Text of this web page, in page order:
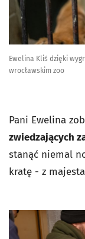
Ewelina Kliś dzięki
wrocławskim zoo
Pani Ewelina
zwiedzających
stanąć niemal
kratę - z